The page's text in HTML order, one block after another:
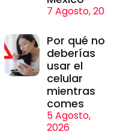
7 Agosto, 2026
Por qué no
deberías
usar el
celular
mientras
comes
5 Agosto,
2026